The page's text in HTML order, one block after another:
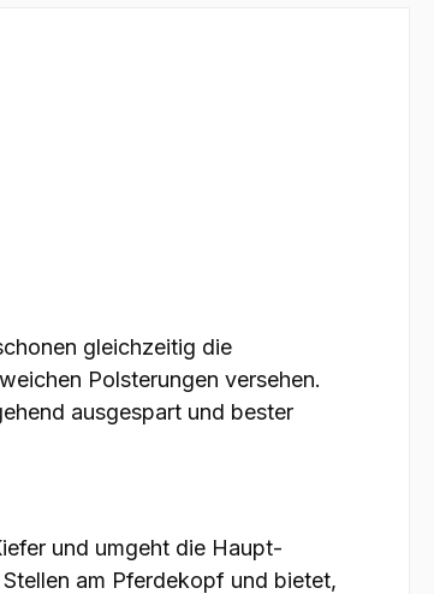
gleichzeitig die
Polsterungen versehen.
ausgespart und bester
und umgeht die Haupt-
am Pferdekopf und bietet,